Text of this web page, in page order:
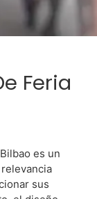
Feria
es un
sus